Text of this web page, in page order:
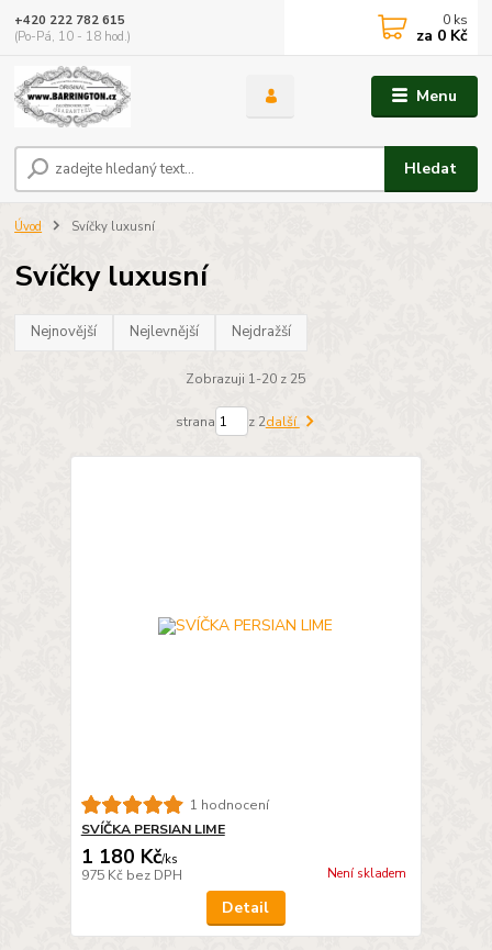
Menu
Hledat
+420 222 782 615
(Po-Pá, 10 - 18 hod.)
0 ks
za 0 Kč
Úvod Svíčky luxusní
Svíčky luxusní
Nejnovější Nejlevnější Nejdražší
Zobrazuji 1-20 z 25
strana z 2další
1 hodnocení
SVÍČKA PERSIAN LIME
1 180 Kč/ks
975 Kč bez DPH Není skladem
Detail